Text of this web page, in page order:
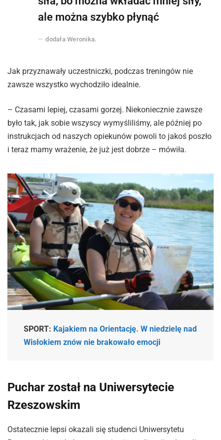
ale można szybko płynąć
dodała Weronika.
Jak przyznawały uczestniczki, podczas treningów nie
zawsze wszystko wychodziło idealnie.
– Czasami lepiej, czasami gorzej. Niekoniecznie zawsze
było tak, jak sobie wszyscy wymyśliliśmy, ale później po
instrukcjach od naszych opiekunów powoli to jakoś poszło
i teraz mamy wrażenie, że już jest dobrze – mówiła.
SPORT: Kajakiem na Orientację. W niedzielę nad
Wisłokiem znów nie brakowało emocji
Puchar został na Uniwersytecie
Rzeszowskim
Ostatecznie lepsi okazali się studenci Uniwersytetu